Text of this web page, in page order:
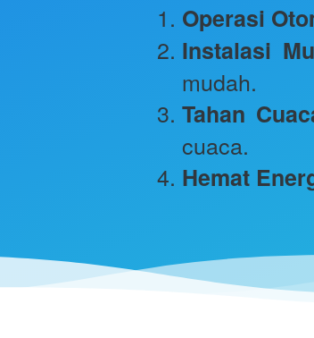
Operasi
Instalasi
mudah.
Tahan
cuaca.
Hemat